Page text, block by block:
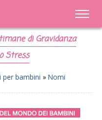
di Gravidanza
Stress
per bambini » Nomi